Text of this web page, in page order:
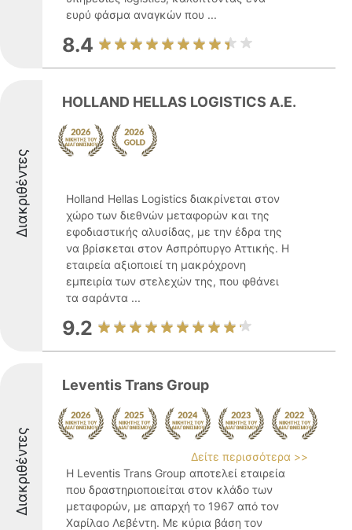
ευρύ φάσμα αναγκών που ...
8.4
Διακριθέντες
HOLLAND HELLAS LOGISTICS Α.Ε.
Holland Hellas Logistics διακρίνεται στον
χώρο των διεθνών μεταφορών και της
εφοδιαστικής αλυσίδας, με την έδρα της
να βρίσκεται στον Ασπρόπυργο Αττικής. Η
εταιρεία αξιοποιεί τη μακρόχρονη
εμπειρία των στελεχών της, που φθάνει
τα σαράντα ...
9.2
Διακριθέντες
Leventis Trans Group
Δείτε περισσότερα >>
Η Leventis Trans Group αποτελεί εταιρεία
που δραστηριοποιείται στον κλάδο των
μεταφορών, με απαρχή το 1967 από τον
Χαρίλαο Λεβέντη. Με κύρια βάση τον